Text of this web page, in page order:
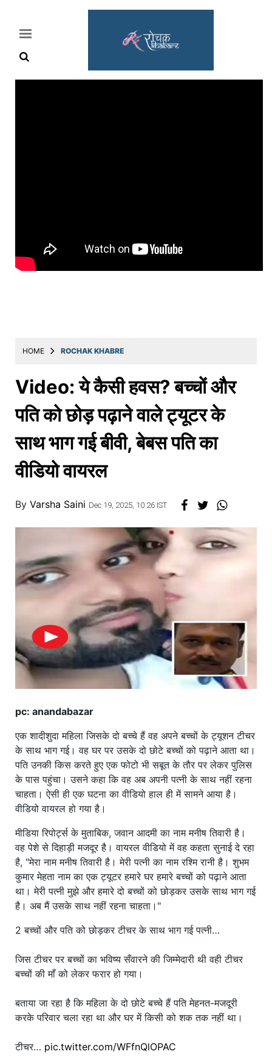
&
मराठी
मनोरंजन
स्पोर्ट्स
बिझनेस
लाईफस्टाईल
खाना
HOME ROCHAK KHABRE
Video: ये कैसी हवस? बच्चों और
पति को छोड़ पढ़ाने वाले ट्यूटर के
साथ भाग गई बीवी, बेबस पति का
वीडियो वायरल
By Varsha Saini Dec 19, 2025, 10:26 IST
pc: anandabazar
एक शादीशुदा महिला जिसके दो बच्चे हैं वह अपने बच्चों के ट्यूशन टीचर
के साथ भाग गई। वह घर पर उसके दो छोटे बच्चों को पढ़ाने आता था।
पति उनकी किस करते हुए एक फोटो भी सबूत के तौर पर लेकर पुलिस
के पास पहुंचा। उसने कहा कि वह अब अपनी पत्नी के साथ नहीं रहना
चाहता। ऐसी ही एक घटना का वीडियो हाल ही में सामने आया है।
वीडियो वायरल हो गया है।
मीडिया रिपोर्ट्स के मुताबिक, जवान आदमी का नाम मनीष तिवारी है।
वह पेशे से दिहाड़ी मजदूर है। वायरल वीडियो में वह कहता सुनाई दे रहा
है, "मेरा नाम मनीष तिवारी है। मेरी पत्नी का नाम रश्मि रानी है। शुभम
कुमार मेहता नाम का एक ट्यूटर हमारे घर हमारे बच्चों को पढ़ाने आता
था। मेरी पत्नी मुझे और हमारे दो बच्चों को छोड़कर उसके साथ भाग गई
है। अब मैं उसके साथ नहीं रहना चाहता।"
2 बच्चों और पति को छोड़कर टीचर के साथ भाग गई पत्नी…
जिस टीचर पर बच्चों का भविष्य सँवारने की जिम्मेदारी थी वही टीचर
बच्चों की माँ को लेकर फरार हो गया।
बताया जा रहा है कि महिला के दो छोटे बच्चे हैं पति मेहनत-मजदूरी
करके परिवार चला रहा था और घर में किसी को शक तक नहीं था।
टीचर… pic.twitter.com/WFfnQlOPAC